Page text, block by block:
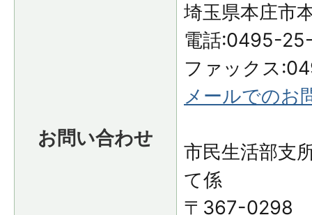
お問い合わせ
埼玉県本庄市
電話:0495-
ファックス
メールでのお
市民生活部支
て係
〒367-0298